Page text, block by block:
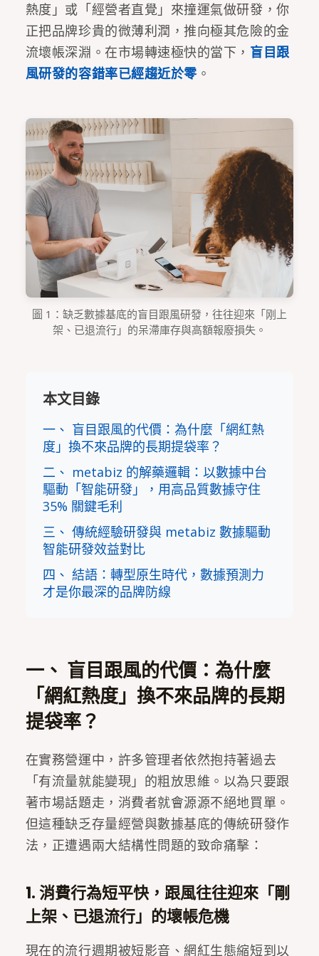
熱度」或「經營者直覺」來撞運氣做研發，你
正把品牌珍貴的微薄利潤，推向極其危險的金
流壞帳深淵。在市場轉速極快的當下， 盲目跟
風研發的容錯率已經趨近於零。
圖 1：缺乏數據基底的盲目跟風研發，往往迎來「刚上
架、已退流行」的呆滯庫存與高額報廢損失。
本文目錄
一、 盲目跟風的代價：為什麼「網紅熱
度」換不來品牌的長期提袋率？
二、 metabiz 的解藥邏輯：以數據中台
驅動「智能研發」，用高品質數據守住
35% 關鍵毛利
三、 傳統經驗研發與 metabiz 數據驅動
智能研發效益對比
四、 結語：轉型原生時代，數據預測力
才是你最深的品牌防線
一、 盲目跟風的代價：為什麼
「網紅熱度」換不來品牌的長期
提袋率？
在實務營運中，許多管理者依然抱持著過去
「有流量就能變現」的粗放思維。以為只要跟
著市場話題走，消費者就會源源不絕地買單。
但這種缺乏存量經營與數據基底的傳統研發作
法，正遭遇兩大結構性問題的致命痛擊：
1. 消費行為短平快，跟風往往迎來「剛
上架、已退流行」的壞帳危機
現在的流行週期被短影音、網紅生態縮短到以